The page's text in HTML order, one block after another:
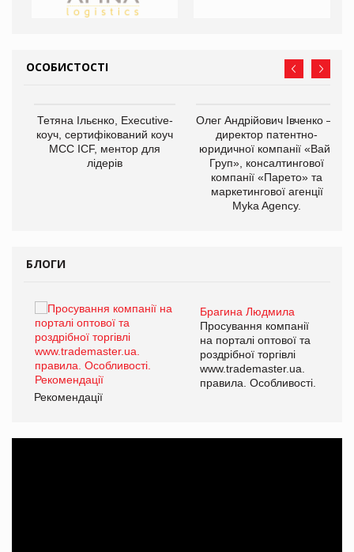
ОСОБИСТОСТІ
Тетяна Ільєнко, Executive-
коуч, сертифікований коуч
МСС ICF, ментор для
лідерів
Олег Андрійович Івченко —
директор патентно-
юридичної компанії «Вайз
Груп», консалтингової
компанії «Парето» та
маркетингової агенції
Myka Agency.
БЛОГИ
Брагина Людмила
Просування компанії
на порталі оптової та
роздрібної торгівлі
www.trademaster.ua.
правила. Особливості.
Рекомендації